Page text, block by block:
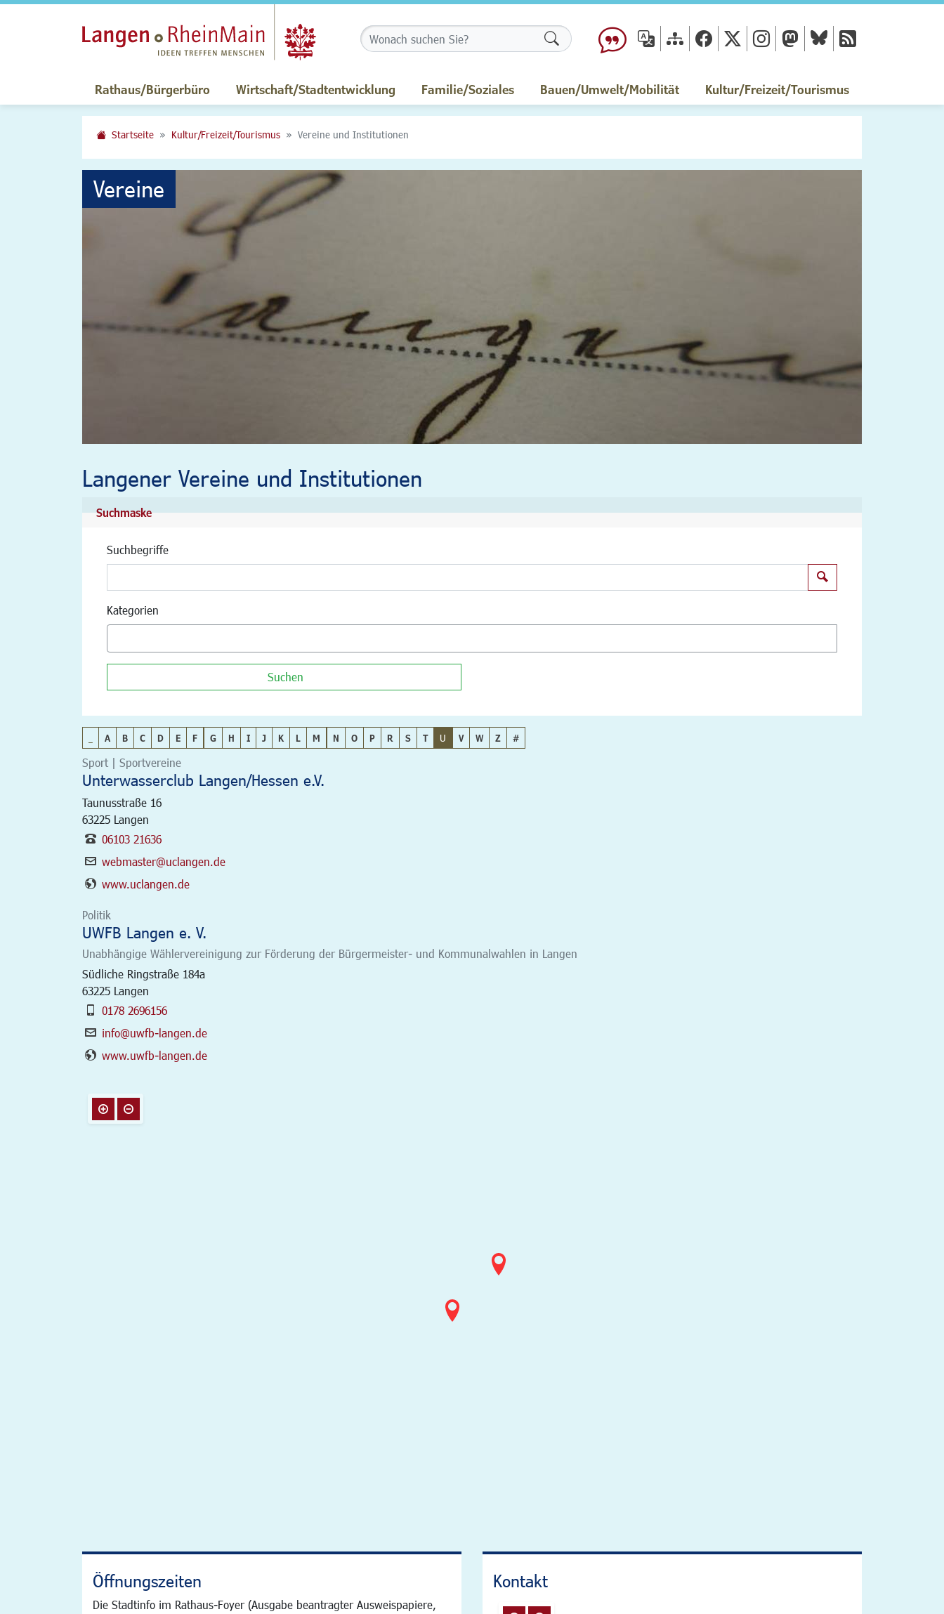
Formularschaltfläche
Rathaus/Bürgerbüro Wirtschaft/Stadtentwicklung Familie/Soziales Bauen/Umwelt/Mobilität Kultur/Freizeit/Tourismus
Startseite Kultur/Freizeit/Tourismus Vereine und Institutionen
Vereine
Langener Vereine und Institutionen
Suchmaske
Suchbegriffe
Kategorien
Suchen
A B C D E F G H I J K L M N O P R S T U V W Z #
Sport | Sportvereine
Unterwasserclub Langen/Hessen e.V.
Taunusstraße 16
63225 Langen
06103 21636
webmaster@uclangen.de
www.uclangen.de
Politik
UWFB Langen e. V.
Unabhängige Wählervereinigung zur Förderung der Bürgermeister- und Kommunalwahlen in Langen
Südliche Ringstraße 184a
63225 Langen
0178 2696156
info@uwfb-langen.de
www.uwfb-langen.de
Öffnungszeiten
Die Stadtinfo im Rathaus-Foyer (Ausgabe beantragter Ausweispapiere,
Kontakt